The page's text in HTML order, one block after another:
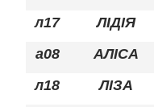
л17
ЛІДІЯ
а08
АЛІСА
л18
ЛІЗА